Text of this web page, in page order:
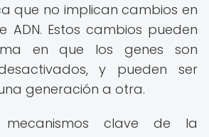
que no implican cambios en
ADN. Estos cambios pueden
en que los genes son
y pueden ser
generación a otra.
clave de la